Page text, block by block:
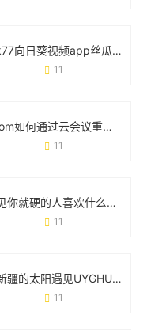
xrk77向日葵视频app丝瓜污功能实测：用户最关心的3个核心问题
11
Zoom如何通过云会议重塑远程协作的日常体验
11
一见你就硬的人喜欢什么样的表现？身体反应和相处细节藏答案
11
当新疆的太阳遇见UYGHUR JALAP：辣椒与土地的故事
11